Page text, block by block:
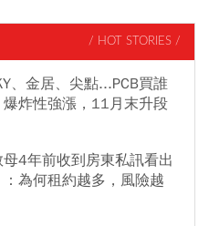
/ HOT STORIES /
、金居、尖點...PCB買誰
炸性強漲，11月末升段
4年前收到房東私訊看出
：為何租約越多，風險越